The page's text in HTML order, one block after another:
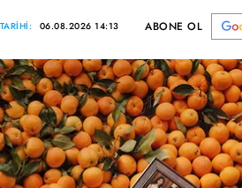
06.08.2026 14:13 ABONE OL